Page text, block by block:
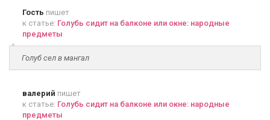
Гость пишет
к статье: Голубь сидит на балконе или окне: народные
предметы
Голуб сел в мангал
валерий пишет
к статье: Голубь сидит на балконе или окне: народные
предметы